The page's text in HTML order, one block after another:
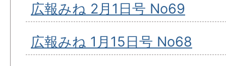
広報みね 2月1日号 No69
広報みね 1月15日号 No68